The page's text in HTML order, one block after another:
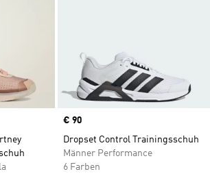
Price
€ 90
Dropset Control Trainingsschuh
Männer Performance
6 Farben